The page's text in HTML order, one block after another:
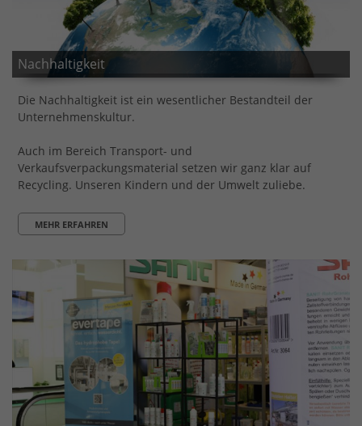
Nachhaltigkeit
Die Nachhaltigkeit ist ein wesentlicher Bestandteil der
Unternehmenskultur.
Auch im Bereich Transport- und
Verkaufsverpackungsmaterial setzen wir ganz klar auf
Recycling. Unseren Kindern und der Umwelt zuliebe.
MEHR ERFAHREN